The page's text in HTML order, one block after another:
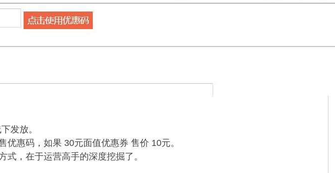
发放。
惠码，如果 30元面值优惠券 售价 10元。
，在于运营高手的深度挖掘了。